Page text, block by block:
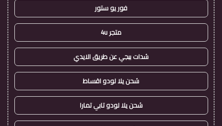
فور يو ستور
متجر 4u
شدات ببجي عن طريق الايدي
شحن يلا لودو اقساط
شحن يلا لودو تابي تمارا